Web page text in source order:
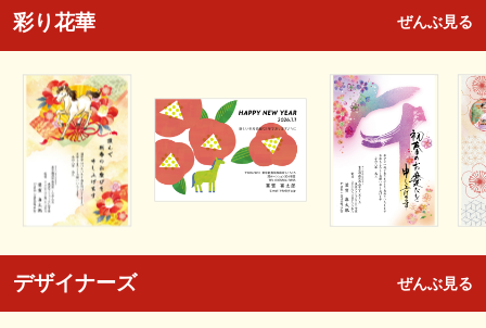
彩り花華 ぜんぶ見る
デザイナーズ ぜんぶ見る